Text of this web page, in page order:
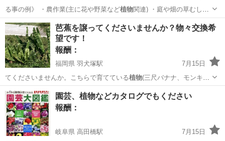
る事の例》 ・農作業(主に花や野菜など植物関連) ・庭や畑の草むしり
や、草刈り機…
栃木 那須郡 烏山駅 手伝いたい/助けたい 業者
芭蕉を譲ってくださいませんか？物々交換希
望です！
報酬：
福岡県 羽犬塚駅
7月15日
てくださいませんか。こちらで育てている植物(三尺バナナ、モンキー
バナナ、アロエ、…
福岡 八女市 羽犬塚駅 交換したい
園芸、植物などカタログでもください
報酬：
岐阜県 高田橋駅
7月15日